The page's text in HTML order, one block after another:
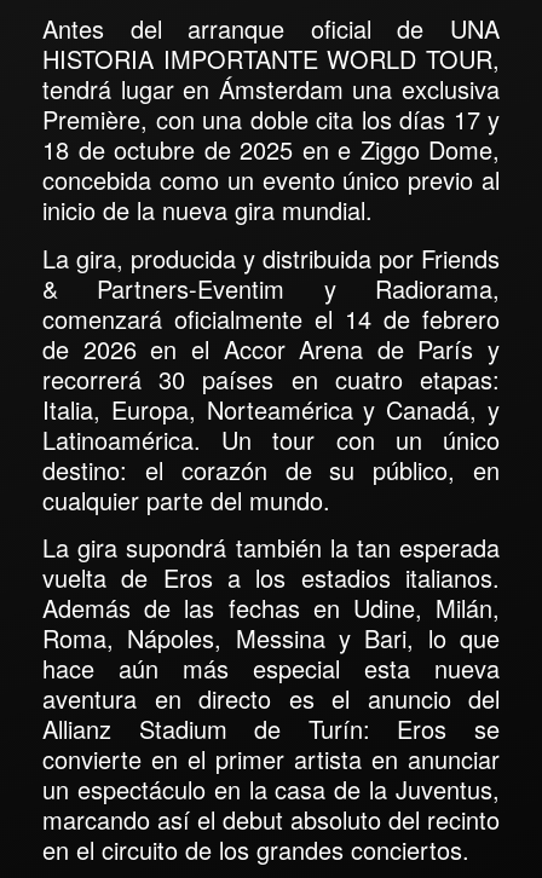
Antes del arranque oficial de UNA
HISTORIA IMPORTANTE WORLD TOUR,
tendrá lugar en Ámsterdam una exclusiva
Première, con una doble cita los días 17 y
18 de octubre de 2025 en e Ziggo Dome,
concebida como un evento único previo al
inicio de la nueva gira mundial.
La gira, producida y distribuida por Friends
& Partners-Eventim y Radiorama,
comenzará oficialmente el 14 de febrero
de 2026 en el Accor Arena de París y
recorrerá 30 países en cuatro etapas:
Italia, Europa, Norteamérica y Canadá, y
Latinoamérica. Un tour con un único
destino: el corazón de su público, en
cualquier parte del mundo.
La gira supondrá también la tan esperada
vuelta de Eros a los estadios italianos.
Además de las fechas en Udine, Milán,
Roma, Nápoles, Messina y Bari, lo que
hace aún más especial esta nueva
aventura en directo es el anuncio del
Allianz Stadium de Turín: Eros se
convierte en el primer artista en anunciar
un espectáculo en la casa de la Juventus,
marcando así el debut absoluto del recinto
en el circuito de los grandes conciertos.